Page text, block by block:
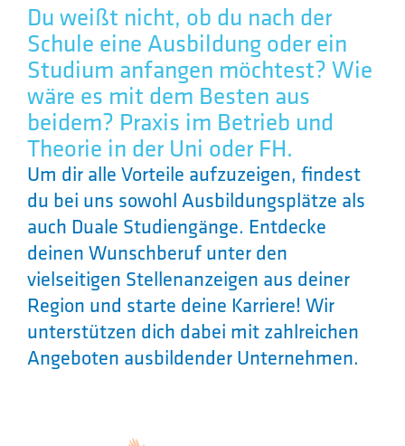
Du weißt nicht, ob du nach der
Schule eine Ausbildung oder ein
Studium anfangen möchtest? Wie
wäre es mit dem Besten aus
beidem? Praxis im Betrieb und
Theorie in der Uni oder FH.
Um dir alle Vorteile aufzuzeigen, findest
du bei uns sowohl Ausbildungsplätze als
auch Duale Studiengänge. Entdecke
deinen Wunschberuf unter den
vielseitigen Stellenanzeigen aus deiner
Region und starte deine Karriere! Wir
unterstützen dich dabei mit zahlreichen
Angeboten ausbildender Unternehmen.